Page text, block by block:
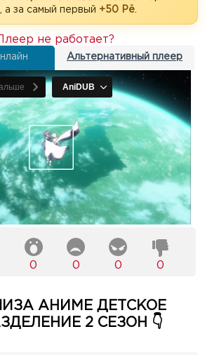
, а за самый первый +50 Рё
Альтернативный плеер
Плеер не работает?
0 0 0 0
АНИМЕ ДЕТСКОЕ
2 СЕЗОН 👇